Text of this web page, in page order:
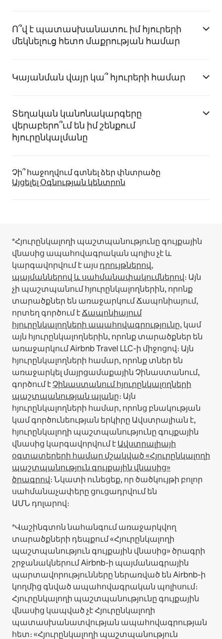
Ո՞վ է պատասխանատու իմ հյուրերի
մեկնելուց հետո մաքրության համար
Կայանման վայր կա՞ հյուրերի համար
Տեղական կանոնակարգերը
վերաբերո՞ւմ են իմ շենքում
հյուրընկալմանը
Չի՞ հաջողվում գտնել ձեր փնտրածը
Այցելել Օգնության կենտրոն
*Հյուրընկալողի պաշտպանությունը գույքային
վնասից ապահովագրական պոլիս չէ և
կարգավորվում է այս դրույթներով,
պայմաններով և սահմանափակումներով։ Այն
չի պաշտպանում հյուրընկալողներին, որոնք
տարածքներ են առաջարկում Ճապոնիայում,
որտեղ գործում էՃապոնիայում
հյուրընկալողների ապահովագրությունը, կամ
այն հյուրընկալողներին, որոնք տարածքներ են
առաջարկում Airbnb Travel LLC-ի միջոցով։ Այն
հյուրընկալողների համար, որոնք տներ են
առաջարկել մայրցամաքային Չինաստանում,
գործում էՉինաստանում հյուրընկալողների
պաշտպանության պլանը։ Այն
հյուրընկալողների համար, որոնց բնակության
կամ գործունեության երկիրը Ավստրալիան է,
հյուրընկալողի պաշտպանությունը գույքային
վնասից կարգավորվում էԱվստրալիայի
օգտատերերի համար մշակված «Հյուրընկալողի
պաշտպանություն գույքային վնասից»
ծրագրով։ Նկատի ունեցեք, որ ծածկույթի բոլոր
սահմանաչափերը ցուցադրվում են
ԱՄՆ դոլարով։
*Վաշինգտոն նահանգում առաջարկվող
տարածքների դեպքում «Հյուրընկալողի
պաշտպանություն գույքային վնասից» ծրագրի
շրջանակներում Airbnb-ի պայմանագրային
պարտավորությունները ներառված են Airbnb-ի
կողմից գնված ապահովագրական պոլիսում։
Հյուրընկալողի պաշտպանությունը գույքային
վնասից կապված չէ Հյուրընկալողի
պատասխանատվության ապահովագրության
հետ։ «Հյուրընկալողի պաշտպանություն